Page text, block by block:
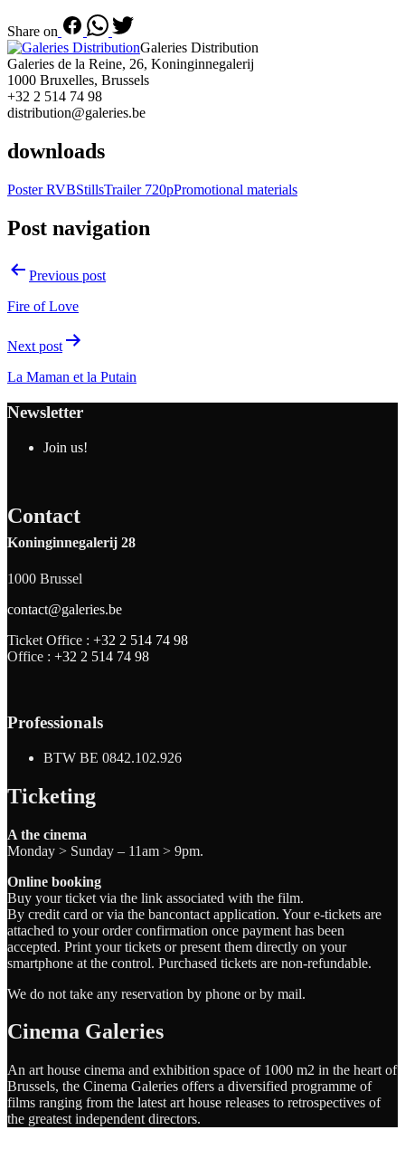
Share on
Galeries Distribution
Galeries de la Reine, 26, Koninginnegalerij
1000 Bruxelles, Brussels
+32 2 514 74 98
distribution@galeries.be
downloads
Poster RVBStillsTrailer 720pPromotional materials
Post navigation
Previous post
Fire of Love
Next post
La Maman et la Putain
Newsletter
Join us!
Contact
Koninginnegalerij 28
1000 Brussel
contact@galeries.be
Ticket Office : +32 2 514 74 98
Office : +32 2 514 74 98
Professionals
BTW BE 0842.102.926
Ticketing
A the cinema
Monday > Sunday – 11am > 9pm.
Online booking
Buy your ticket via the link associated with the film.
By credit card or via the bancontact application. Your e-tickets are
attached to your order confirmation once payment has been
accepted. Print your tickets or present them directly on your
smartphone at the control. Purchased tickets are non-refundable.
We do not take any reservation by phone or by mail.
Cinema Galeries
An art house cinema and exhibition space of 1000 m2 in the heart of
Brussels, the Cinema Galeries offers a diversified programme of
films ranging from the latest art house releases to retrospectives of
the greatest independent directors.